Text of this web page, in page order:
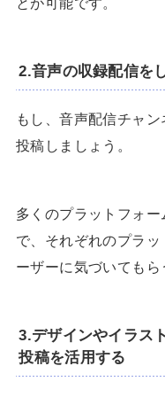
2.音声の収録配信を
もし、音声配信チャ
投稿しましょう。
多くのプラットフォ
で、それぞれのプラ
ーザーに気づいてもら
3.デザインやイラス
投稿を活用する